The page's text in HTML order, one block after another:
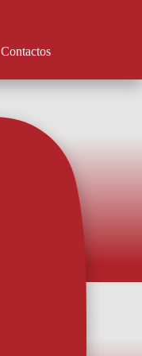
Contactos
e/ou renovados. Os
o Sporting CP B -
8 e 15 euros, de